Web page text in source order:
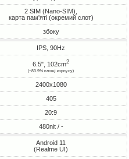
2 SIM (Nano-SIM),
карта пам'яті (окремий слот)
збоку
IPS, 90Hz
6.5", 102cm2
(~83.9% площі корпусу)
2400x1080
405
20:9
480nit / -
Android 11
(Realme UI)